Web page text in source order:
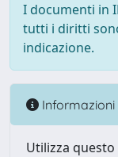
I documenti in
tutti i diritti
indicazione.
Informazioni
Utilizza